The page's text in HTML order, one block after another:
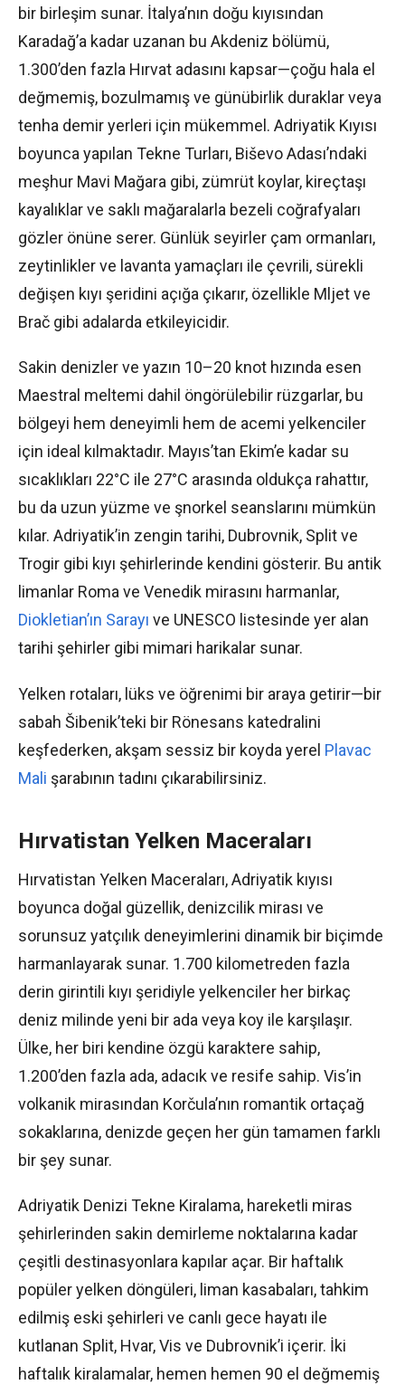
bir birleşim sunar. İtalya’nın doğu kıyısından
Karadağ’a kadar uzanan bu Akdeniz bölümü,
1.300’den fazla Hırvat adasını kapsar—çoğu hala el
değmemiş, bozulmamış ve günübirlik duraklar veya
tenha demir yerleri için mükemmel. Adriyatik Kıyısı
boyunca yapılan Tekne Turları, Biševo Adası’ndaki
meşhur Mavi Mağara gibi, zümrüt koylar, kireçtaşı
kayalıklar ve saklı mağaralarla bezeli coğrafyaları
gözler önüne serer. Günlük seyirler çam ormanları,
zeytinlikler ve lavanta yamaçları ile çevrili, sürekli
değişen kıyı şeridini açığa çıkarır, özellikle Mljet ve
Brač gibi adalarda etkileyicidir.
Sakin denizler ve yazın 10–20 knot hızında esen
Maestral meltemi dahil öngörülebilir rüzgarlar, bu
bölgeyi hem deneyimli hem de acemi yelkenciler
için ideal kılmaktadır. Mayıs’tan Ekim’e kadar su
sıcaklıkları 22°C ile 27°C arasında oldukça rahattır,
bu da uzun yüzme ve şnorkel seanslarını mümkün
kılar. Adriyatik’in zengin tarihi, Dubrovnik, Split ve
Trogir gibi kıyı şehirlerinde kendini gösterir. Bu antik
limanlar Roma ve Venedik mirasını harmanlar,
Diokletian’ın Sarayı ve UNESCO listesinde yer alan
tarihi şehirler gibi mimari harikalar sunar.
Yelken rotaları, lüks ve öğrenimi bir araya getirir—bir
sabah Šibenik’teki bir Rönesans katedralini
keşfederken, akşam sessiz bir koyda yerel Plavac
Mali şarabının tadını çıkarabilirsiniz.
Hırvatistan Yelken Maceraları
Hırvatistan Yelken Maceraları, Adriyatik kıyısı
boyunca doğal güzellik, denizcilik mirası ve
sorunsuz yatçılık deneyimlerini dinamik bir biçimde
harmanlayarak sunar. 1.700 kilometreden fazla
derin girintili kıyı şeridiyle yelkenciler her birkaç
deniz milinde yeni bir ada veya koy ile karşılaşır.
Ülke, her biri kendine özgü karaktere sahip,
1.200’den fazla ada, adacık ve resife sahip. Vis’in
volkanik mirasından Korčula’nın romantik ortaçağ
sokaklarına, denizde geçen her gün tamamen farklı
bir şey sunar.
Adriyatik Denizi Tekne Kiralama, hareketli miras
şehirlerinden sakin demirleme noktalarına kadar
çeşitli destinasyonlara kapılar açar. Bir haftalık
popüler yelken döngüleri, liman kasabaları, tahkim
edilmiş eski şehirleri ve canlı gece hayatı ile
kutlanan Split, Hvar, Vis ve Dubrovnik’i içerir. İki
haftalık kiralamalar, hemen hemen 90 el değmemiş